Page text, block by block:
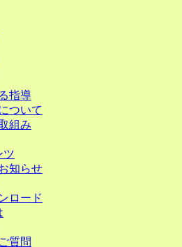
指導
ついて
組み
ツ
知らせ
ロード
質問